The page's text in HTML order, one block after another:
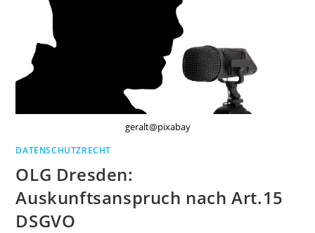
geralt@pixabay
DATENSCHUTZRECHT
OLG Dresden:
Auskunftsanspruch nach Art.15
DSGVO